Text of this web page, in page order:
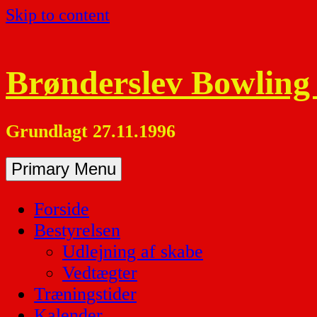
Skip to content
Brønderslev
Grundlagt 27.11.1996
Primary Menu
Forside
Bestyrelsen
Udlejning af skabe
Vedtægter
Træningstider